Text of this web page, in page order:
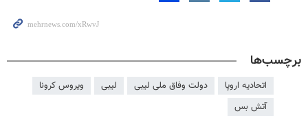
برچسب‌ها
اتحادیه اروپا دولت وفاق ملی لیبی لیبی
ویروس کرونا
آتش بس